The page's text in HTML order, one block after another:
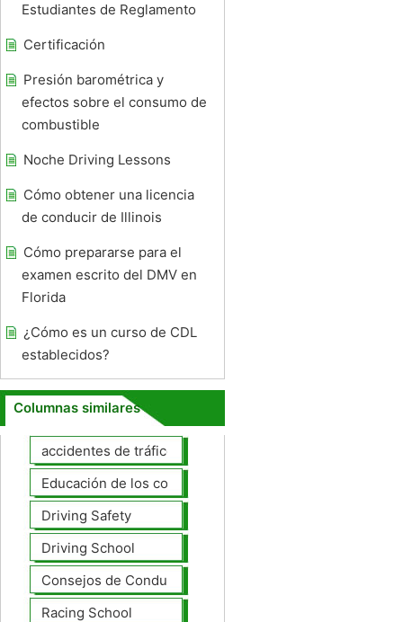
Estudiantes de Reglamento
Certificación
Presión barométrica y
efectos sobre el consumo de
combustible
Noche Driving Lessons
Cómo obtener una licencia
de conducir de Illinois
Cómo prepararse para el
examen escrito del DMV en
Florida
¿Cómo es un curso de CDL
establecidos?
Columnas similares
accidentes de tráfico
Educación de los conductores
Driving Safety
Driving School
Consejos de Conducción
Racing School